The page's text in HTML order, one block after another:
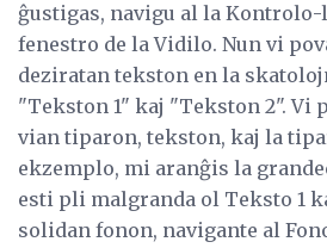
ĝustigas, navigu al la Kontrolo-
fenestro de la Vidilo. Nun vi
deziratan tekston en la
"Tekston 1" kaj "Tekston 2". Vi
vian tiparon, tekston, kaj la
ekzemplo, mi aranĝis la
esti pli malgranda ol Teksto 1
solidan fonon, navigante al